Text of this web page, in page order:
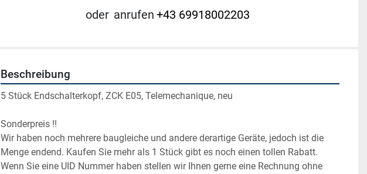
oder anrufen +43 69918002203
Beschreibung
5 Stück Endschalterkopf, ZCK E05, Telemechanique, neu
Sonderpreis !!
Wir haben noch mehrere baugleiche und andere derartige Geräte, jedoch ist die
Menge endend. Kaufen Sie mehr als 1 Stück gibt es noch einen tollen Rabatt.
Wenn Sie eine UID Nummer haben stellen wir Ihnen gerne eine Rechnung ohne